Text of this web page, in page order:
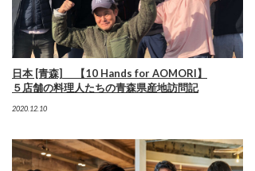
日本 [青森] 【10 Hands for AOMORI】
５店舗の料理人たちの青森県産地訪問記
2020.12.10